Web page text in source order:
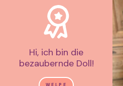
Hi, ich bin die
bezaubernde Doll!